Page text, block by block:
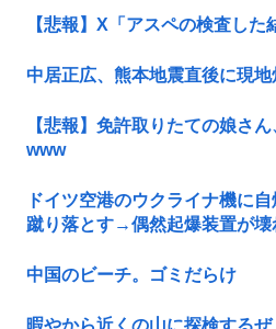
【悲報】X「アスペの検査した
中居正広、熊本地震直後に現
【悲報】免許取りたての娘さ
www
ドイツ空港のウクライナ機に
蹴り落とす→偶然起爆装置が壊
中国のビーチ。ゴミだらけ